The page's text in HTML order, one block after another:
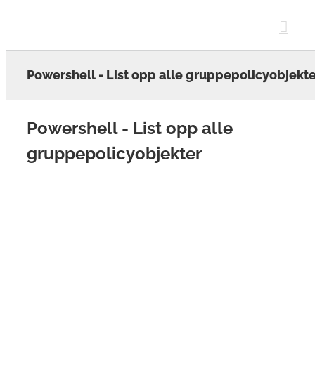
Powershell - List opp alle
Powershell - List opp alle
gruppepolicyobjekter